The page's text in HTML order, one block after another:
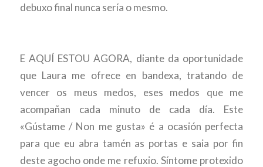
debuxo final nunca sería o mesmo.
E AQUÍ ESTOU AGORA, diante da oportunidade
que Laura me ofrece en bandexa, tratando de
vencer os meus medos, eses medos que me
acompañan cada minuto de cada día. Este
«Gústame / Non me gusta» é a ocasión perfecta
para que eu abra tamén as portas e saia por fin
deste agocho onde me refuxio. Síntome protexido